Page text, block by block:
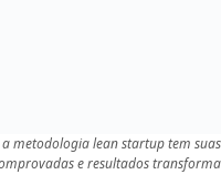
metodologia lean startup tem
e resultados